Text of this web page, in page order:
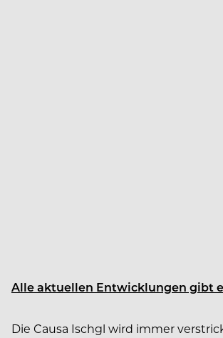
Alle aktuellen Entwicklungen gibt
Die Causa Ischgl wird immer